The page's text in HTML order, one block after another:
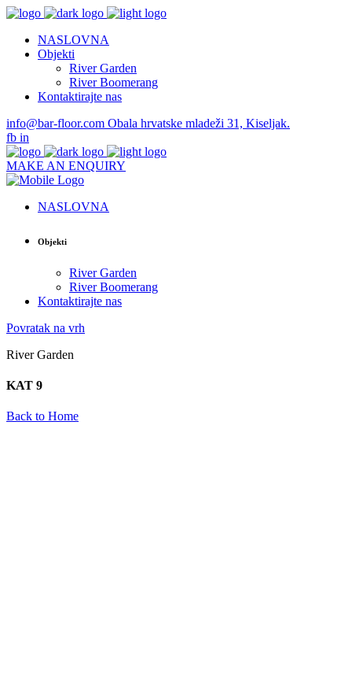
NASLOVNA
Objekti
River Garden
River Boomerang
Kontaktirajte nas
info@bar-floor.com Obala hrvatske mladeži 31, Kiseljak.
fb in
MAKE AN ENQUIRY
NASLOVNA
Objekti
River Garden
River Boomerang
Kontaktirajte nas
Povratak na vrh
River Garden
KAT 9
Back to Home